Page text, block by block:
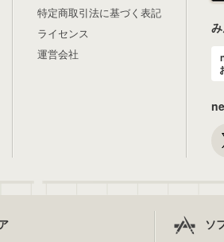
特定商取引法に基づく表記
ライセンス
運営会社
ソ